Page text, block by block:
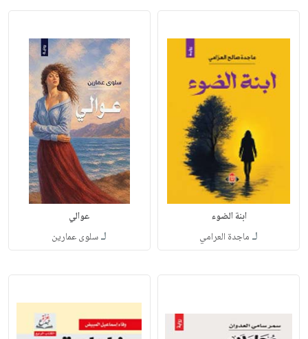
ابنة الضوء
لـ ماجدة العرامي
عوالي
لـسلوى عمارين